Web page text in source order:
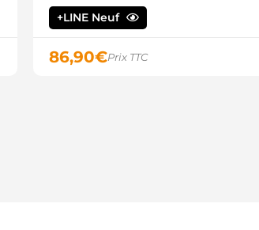
+LINE Neuf
86,90€Prix TTC